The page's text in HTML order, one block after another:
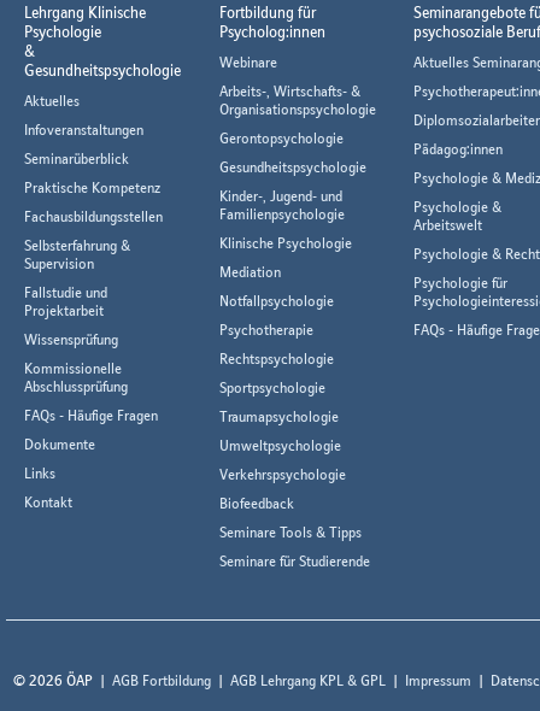
Lehrgang Klinische
Psychologie
&
Gesundheitspsychologie
Aktuelles
Infoveranstaltungen
Seminarüberblick
Praktische Kompetenz
Fachausbildungsstellen
Selbsterfahrung &
Supervision
Fallstudie und
Projektarbeit
Wissensprüfung
Kommissionelle
Abschlussprüfung
FAQs - Häufige Fragen
Dokumente
Links
Kontakt
Fortbildung für
Psycholog:innen
Webinare
Arbeits-, Wirtschafts- &
Organisationspsychologie
Gerontopsychologie
Gesundheitspsychologie
Kinder-, Jugend- und
Familienpsychologie
Klinische Psychologie
Mediation
Notfallpsychologie
Psychotherapie
Rechtspsychologie
Sportpsychologie
Traumapsychologie
Umweltpsychologie
Verkehrspsychologie
Biofeedback
Seminare Tools & Tipps
Seminare für Studierende
Seminarangebote
psychosoziale
Aktuelles
Pädagog:innen
Psychologie &
Psychologie &
Arbeitswelt
Psychologie & Recht
Psychologie für
FAQs - Häufige
© 2026 ÖAP AGB Fortbildung AGB Lehrgang KPL & GPL Impressum